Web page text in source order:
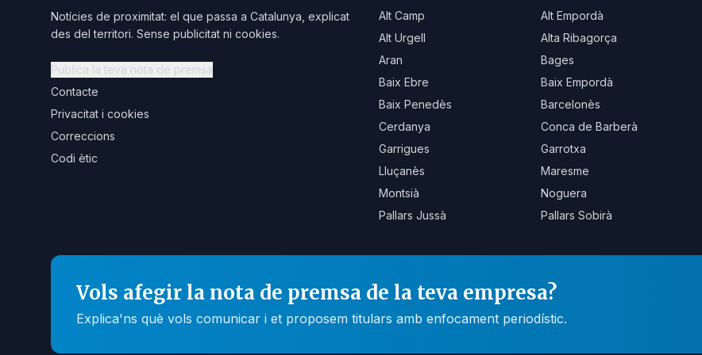
Notícies de proximitat: el que passa a Catalunya, explicat
des del territori. Sense publicitat ni cookies.
Publica la teva nota de premsa
Contacte
Privacitat i cookies
Correccions
Codi ètic
Alt Camp Alt Empordà
Alt Urgell
Alta Ribagorça
Aran
Bages
Baix Ebre
Baix Empordà
Baix Penedès
Barcelonès
Cerdanya
Conca de Barberà
Garrigues
Garrotxa
Lluçanès
Maresme
Montsià
Noguera
Pallars Jussà
Pallars Sobirà
Vols afegir la nota de premsa de la teva empresa?
Explica'ns què vols comunicar i et proposem titulars amb enfocament periodístic.